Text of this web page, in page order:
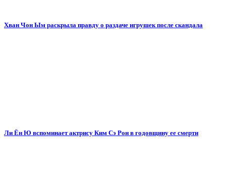
Хван Чон Ым раскрыла правду о раздаче игрушек после скандала
Ли Ён Ю вспоминает актрису Ким Сэ Рон в годовщину ее смерти